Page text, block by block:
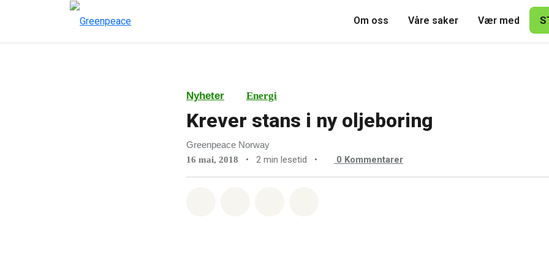
Om oss Våre saker Vær med
Nyheter Energi
Krever stans i ny oljeboring
Greenpeace Norway
16 mai, 2018 • 2 min lesetid • 0 Kommentarer